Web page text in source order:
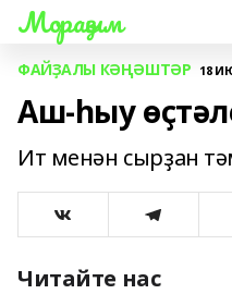
Мораҙым
ФАЙҘАЛЫ КӘҢӘШТӘР 18
Аш-һыу
Ит менән сырҙан
Читайте нас